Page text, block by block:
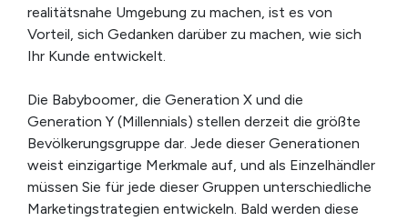
realitätsnahe Umgebung zu machen, ist es von
Vorteil, sich Gedanken darüber zu machen, wie sich
Ihr Kunde entwickelt.
Die Babyboomer, die Generation X und die
Generation Y (Millennials) stellen derzeit die größte
Bevölkerungsgruppe dar. Jede dieser Generationen
weist einzigartige Merkmale auf, und als Einzelhändler
müssen Sie für jede dieser Gruppen unterschiedliche
Marketingstrategien entwickeln. Bald werden diese